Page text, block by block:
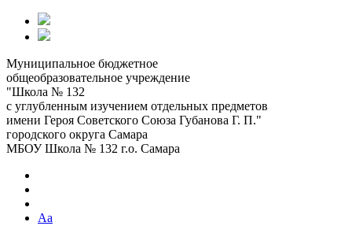
Муниципальное бюджетное
общеобразовательное учреждение
"Школа № 132
с углубленным изучением отдельных предметов
имени Героя Советского Союза Губанова Г. П."
городского округа Самара
МБОУ Школа № 132 г.о. Самара
Aa